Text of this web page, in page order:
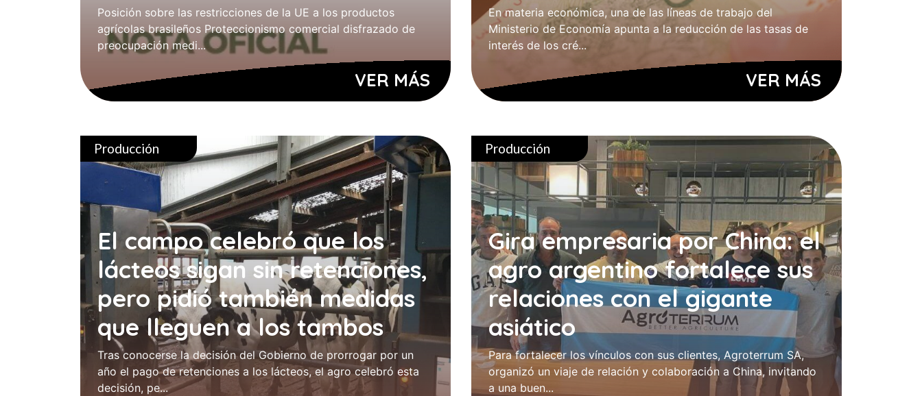
Posición sobre las restricciones de la UE a los productos
agrícolas brasileños Proteccionismo comercial disfrazado de
preocupación medi...
VER MÁS
En materia económica, una de las líneas de trabajo del
Ministerio de Economía apunta a la reducción de las tasas de
interés de los cré...
VER MÁS
Producción
El campo celebró que los
lácteos sigan sin retenciones,
pero pidió también medidas
que lleguen a los tambos
Tras conocerse la decisión del Gobierno de prorrogar por un
año el pago de retenciones a los lácteos, el agro celebró esta
decisión, pe...
Producción
Gira empresaria por China: el
agro argentino fortalece sus
relaciones con el gigante
asiático
Para fortalecer los vínculos con sus clientes, Agroterrum SA,
organizó un viaje de relación y colaboración a China, invitando
a una buen...